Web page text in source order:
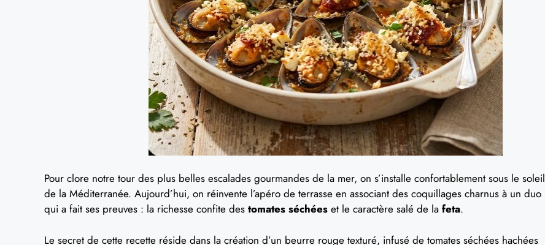
Pour clore notre tour des plus belles escalades gourmandes de la mer, on s’installe confortablement sous le soleil
de la Méditerranée. Aujourd’hui, on réinvente l’apéro de terrasse en associant des coquillages charnus à un duo
qui a fait ses preuves : la richesse confite des tomates séchées et le caractère salé de la feta.
Le secret de cette recette réside dans la création d’un beurre rouge texturé, infusé de tomates séchées hachées